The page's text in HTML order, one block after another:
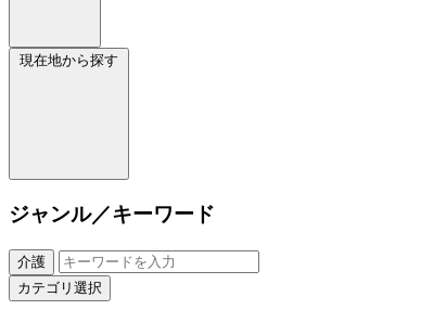
現在地から探す
ジャンル／キーワード
介護
カテゴリ選択